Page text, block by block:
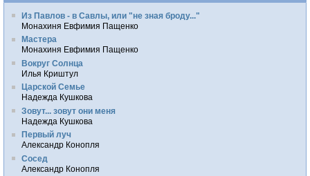
Из Павлов - в Савлы, или "не зная броду..."
Монахиня Евфимия Пащенко
Мастера
Монахиня Евфимия Пащенко
Вокруг Солнца
Илья Криштул
Царской Семье
Надежда Кушкова
Зовут... зовут они меня
Надежда Кушкова
Первый луч
Александр Конопля
Сосед
Александр Конопля